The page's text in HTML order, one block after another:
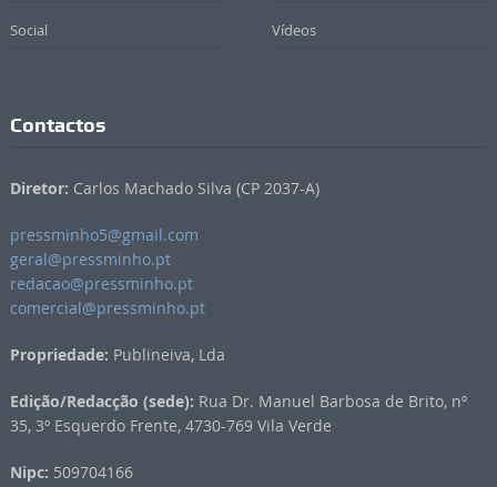
Social Vídeos
Contactos
Diretor: Carlos Machado Silva (CP 2037-A)
pressminho5@gmail.com
geral@pressminho.pt
redacao@pressminho.pt
comercial@pressminho.pt
Propriedade: Publineiva, Lda
Edição/Redacção (sede): Rua Dr. Manuel Barbosa de Brito, nº
35, 3º Esquerdo Frente, 4730-769 Vila Verde
Nipc: 509704166